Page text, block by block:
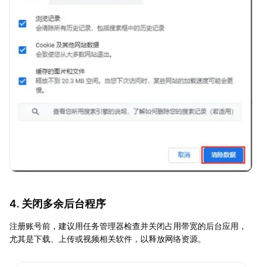
4. 关闭多余后台程序
注册账号前，建议用任务管理器检查并关闭占用带宽的后台应用，
尤其是下载、上传或视频相关软件，以释放网络资源。